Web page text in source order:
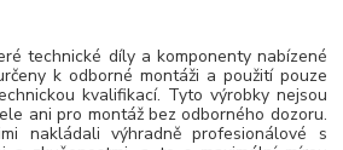
technické díly a komponenty nabízené
k odborné montáži a použití pouze
kvalifikací. Tyto výrobky nejsou
ani pro montáž bez odborného dozoru.
nakládali výhradně profesionálové s